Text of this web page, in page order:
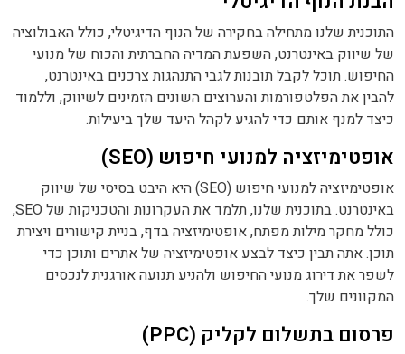
התוכנית שלנו מתחילה בחקירה של הנוף הדיגיטלי, כולל האבולוציה
של שיווק באינטרנט, השפעת המדיה החברתית והכוח של מנועי
החיפוש. תוכל לקבל תובנות לגבי התנהגות צרכנים באינטרנט,
להבין את הפלטפורמות והערוצים השונים הזמינים לשיווק, וללמוד
כיצד למנף אותם כדי להגיע לקהל היעד שלך ביעילות.
אופטימיזציה למנועי חיפוש (SEO)
אופטימיזציה למנועי חיפוש (SEO) היא היבט בסיסי של שיווק
באינטרנט. בתוכנית שלנו, תלמד את העקרונות והטכניקות של SEO,
כולל מחקר מילות מפתח, אופטימיזציה בדף, בניית קישורים ויצירת
תוכן. אתה תבין כיצד לבצע אופטימיזציה של אתרים ותוכן כדי
לשפר את דירוג מנועי החיפוש ולהניע תנועה אורגנית לנכסים
המקוונים שלך.
פרסום בתשלום לקליק (PPC)